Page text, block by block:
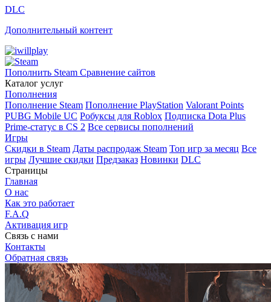
DLC
Дополнительный контент
Пополнить Steam Сравнение сайтов
Каталог услуг
Пополнения
Пополнение Steam Пополнение PlayStation Valorant Points
PUBG Mobile UC Робуксы для Roblox Подписка Dota Plus
Prime-статус в CS 2 Все сервисы пополнений
Игры
Скидки в Steam Даты распродаж Steam Топ игр за месяц Все
игры Лучшие скидки Предзаказ Новинки DLC
Страницы
Главная
О нас
Как это работает
F.A.Q
Активация игр
Связь с нами
Контакты
Обратная связь